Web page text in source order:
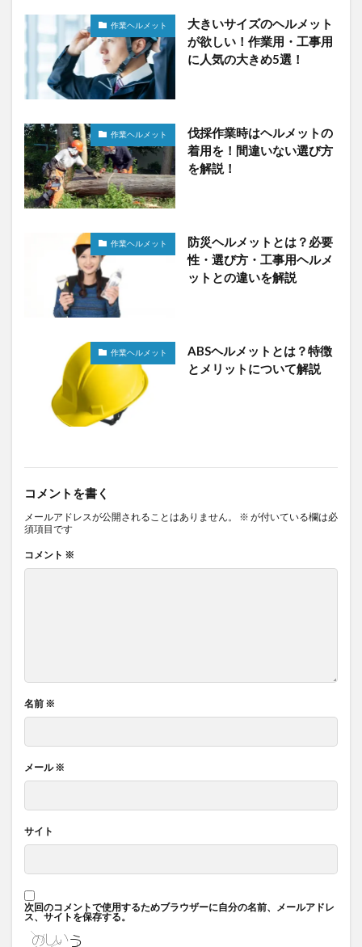
作業ヘルメット
大きいサイズのヘルメット
が欲しい！作業用・工事用
に人気の大きめ5選！
作業ヘルメット
伐採作業時はヘルメットの
着用を！間違いない選び方
を解説！
作業ヘルメット
防災ヘルメットとは？必要
性・選び方・工事用ヘルメ
ットとの違いを解説
作業ヘルメット
ABSヘルメットとは？特徴
とメリットについて解説
コメントを書く
メールアドレスが公開されることはありません。 ※ が付いている欄は必
須項目です
コメント ※
名前 ※
メール※
サイト
次回のコメントで使用するためブラウザーに自分の名前、メールアドレ
ス、サイトを保存する。